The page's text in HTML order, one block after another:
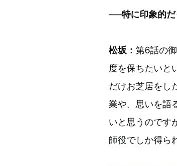
──特に印象的だ
松坂： 第6話の
度を保ちたいと
だけお芝居をし
業や、思いを語
いと思うのです
師役でしか得ら